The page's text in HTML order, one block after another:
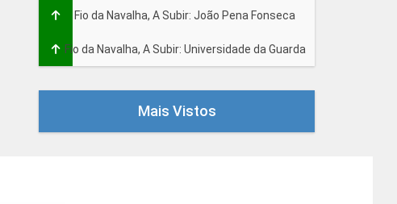
Fio da Navalha, A Subir: João Pena Fonseca
Fio da Navalha, A Subir: Universidade da Guarda
Mais Vistos